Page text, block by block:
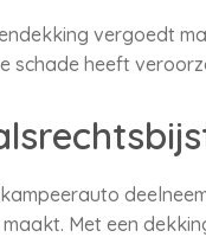
vergoedt
schade heeft
Met een